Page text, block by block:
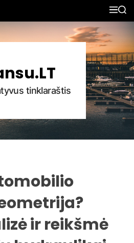
M
U
S
C
H
tinklaraštis
ir reikšmė